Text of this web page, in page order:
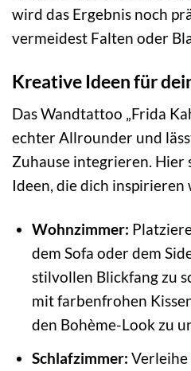
wird das Ergebnis noch
vermeidest Falten oder
Kreative Ideen für
Das Wandtattoo „Frida
echter Allrounder und
Zuhause integrieren. Hier
Ideen, die dich inspirieren
Wohnzimmer:
dem Sofa oder dem
stilvollen Blickfang zu
mit farbenfrohen
den Bohème-Look zu
Schlafzimmer: Verleihe